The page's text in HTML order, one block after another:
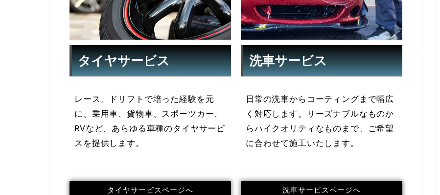
タイヤサービス
レース、ドリフトで培った経験を元
に、乗用車、貨物車、スポーツカー、
RVなど、あらゆる車種のタイヤサービ
スを提供します。
タイヤサービスページへ
洗車サービス
日常の洗車からコーティングまで幅広
く対応します。リーズナブルなものか
らハイクオリティなものまで、ご希望
に合わせて施工いたします。
洗車サービスページへ